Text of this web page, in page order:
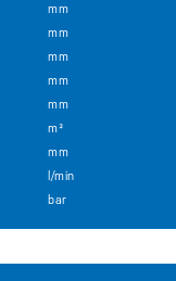
mm
mm
mm
mm
mm
m³
mm
l/min
bar